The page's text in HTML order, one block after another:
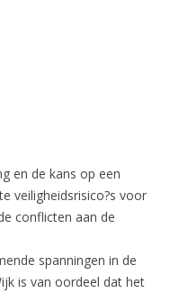
en de kans op een
veiligheidsrisico?s voor
conflicten aan de
spanningen in de
is van oordeel dat het